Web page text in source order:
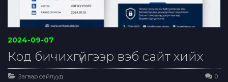
2024-09-07
Код бичихгүйгээр вэб сайт хийх
Загвар файлууд 0